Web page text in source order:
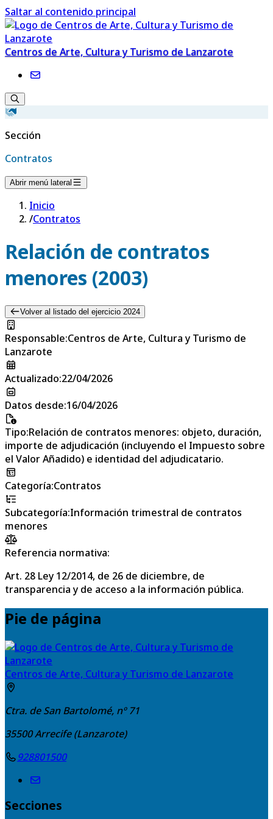
Saltar al contenido principal
Centros de Arte, Cultura y Turismo de Lanzarote
Sección
Contratos
Abrir menú lateral
Inicio
/Contratos
Relación de contratos
menores (2003)
Volver al listado del ejercicio 2024
Responsable:Centros de Arte, Cultura y Turismo de
Lanzarote
Actualizado:22/04/2026
Datos desde:16/04/2026
Tipo:Relación de contratos menores: objeto, duración,
importe de adjudicación (incluyendo el Impuesto sobre
el Valor Añadido) e identidad del adjudicatario.
Categoría:Contratos
Subcategoría:Información trimestral de contratos
menores
Referencia normativa:
Art. 28 Ley 12/2014, de 26 de diciembre, de
transparencia y de acceso a la información pública.
Pie de página
Centros de Arte, Cultura y Turismo de Lanzarote
Ctra. de San Bartolomé, nº 71
35500Arrecife (Lanzarote)
928801500
Secciones